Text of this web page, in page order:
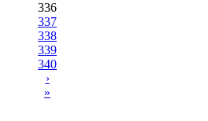
336
337
338
339
340
›
»